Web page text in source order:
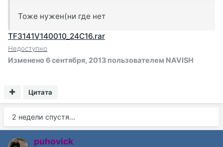
Тоже нужен(ни где нет
TF3141V140010_24C16.rar
Недоступно
Изменено 6 сентября, 2013 пользователем NAVISH
Цитата
2 недели спустя...
puhovick